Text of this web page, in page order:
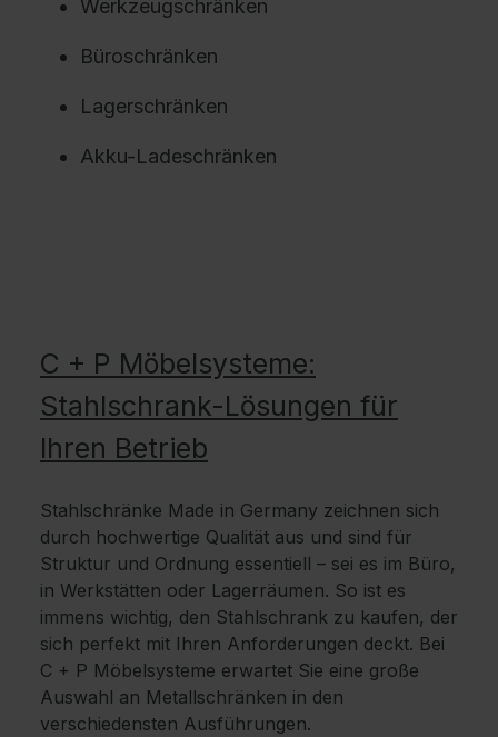
Werkzeugschränken
Büroschränken
Lagerschränken
Akku-Ladeschränken
C + P Möbelsysteme:
Stahlschrank-Lösungen für
Ihren Betrieb
Stahlschränke Made in Germany zeichnen sich
durch hochwertige Qualität aus und sind für
Struktur und Ordnung essentiell – sei es im Büro,
in Werkstätten oder Lagerräumen. So ist es
immens wichtig, den Stahlschrank zu kaufen, der
sich perfekt mit Ihren Anforderungen deckt. Bei
C + P Möbelsysteme erwartet Sie eine große
Auswahl an Metallschränken in den
verschiedensten Ausführungen.